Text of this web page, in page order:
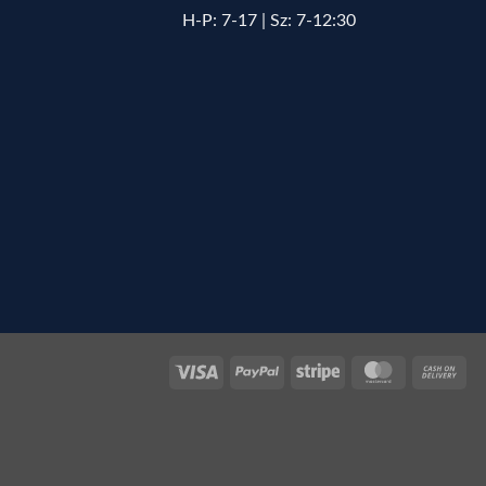
H-P: 7-17 | Sz: 7-12:30
Visa PayPal Stripe MasterCard